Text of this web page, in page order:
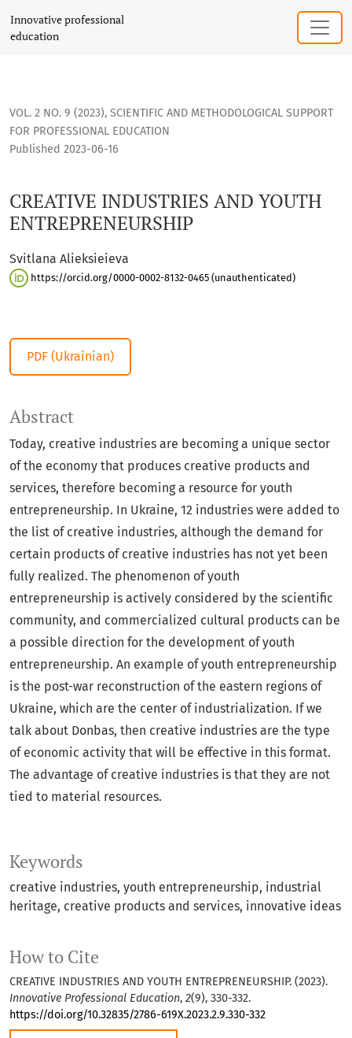
CREATIVE INDUSTRIES AND YOUTH ENTREPRENEURSHIP
Innovative professional
education
VOL. 2 NO. 9 (2023), SCIENTIFIC AND METHODOLOGICAL SUPPORT
FOR PROFESSIONAL EDUCATION
CREATIVE INDUSTRIES AND YOUTH
ENTREPRENEURSHIP
Published 2023-06-16
Svіtlana Alіeksіeіeva
https://orcid.org/0000-0002-8132-0465 (unauthenticated)
PDF (Ukrainian)
Keywords
creative industries, youth entrepreneurship, industrial
heritage, creative products and services, innovative ideas
How to Cite
CREATIVE INDUSTRIES AND YOUTH ENTREPRENEURSHIP. (2023).
Innovative Professional Education, 2(9), 330-332.
https://doi.org/10.32835/2786-619X.2023.2.9.330-332
Abstract
Today, creative industries are becoming a unique sector
of the economy that produces creative products and
services, therefore becoming a resource for youth
entrepreneurship. In Ukraine, 12 industries were added to
the list of creative industries, although the demand for
certain products of creative industries has not yet been
fully realized. The phenomenon of youth
entrepreneurship is actively considered by the scientific
community, and commercialized cultural products can be
a possible direction for the development of youth
entrepreneurship. An example of youth entrepreneurship
is the post-war reconstruction of the eastern regions of
Ukraine, which are the center of industrialization. If we
talk about Donbas, then creative industries are the type
of economic activity that will be effective in this format.
The advantage of creative industries is that they are not
tied to material resources.